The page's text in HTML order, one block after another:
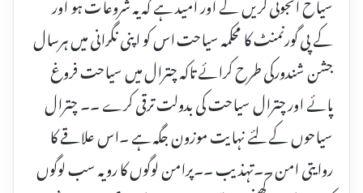
کے پی گورنمنٹ کا محکمہ سیاحت اس کو اپنی نگرانی میں ہرسال
جشن شندورکی طرح کرائے تاکہ چترال میں سیاحت فروغ
پائے اور چترال سیاحت کی بدولت ترقی کرے ۔۔ چترال
سیاحوں کے لئے نہایت موزون جگہ ہے ۔اس علاقے کا
روایتی امن ۔۔تہذیب ۔۔پرامن لوگوں کا رویہ سب لوگوں